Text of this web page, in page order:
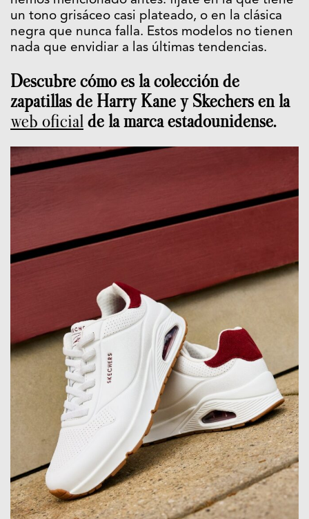
un tono grisáceo casi plateado, o en la clásica
negra que nunca falla. Estos modelos no tienen
nada que envidiar a las últimas tendencias.
Descubre cómo es la colección de
zapatillas de Harry Kane y Skechers en la
web oficial de la marca estadounidense.